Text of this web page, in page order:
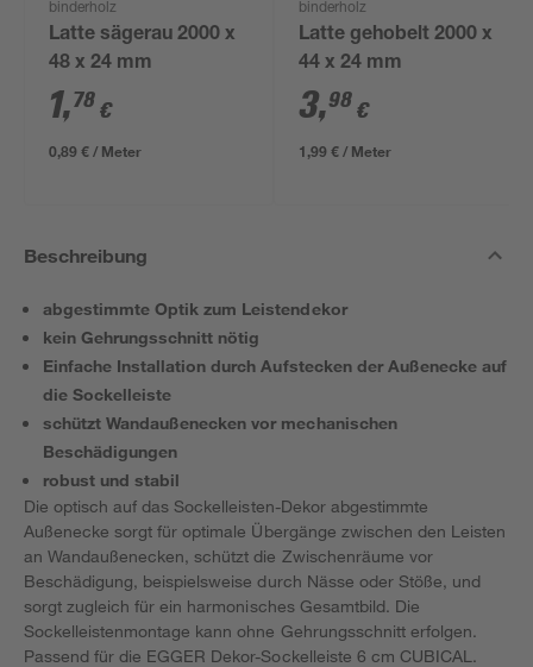
binderholz
Latte sägerau 2000 x
48 x 24 mm
1,78 €
0,89 € / Meter
binderholz
Latte gehobelt 2000 x
44 x 24 mm
3,98 €
1,99 € / Meter
Beschreibung
abgestimmte Optik zum Leistendekor
kein Gehrungsschnitt nötig
Einfache Installation durch Aufstecken der Außenecke auf
die Sockelleiste
schützt Wandaußenecken vor mechanischen
Beschädigungen
robust und stabil
Die optisch auf das Sockelleisten-Dekor abgestimmte
Außenecke sorgt für optimale Übergänge zwischen den Leisten
an Wandaußenecken, schützt die Zwischenräume vor
Beschädigung, beispielsweise durch Nässe oder Stöße, und
sorgt zugleich für ein harmonisches Gesamtbild. Die
Sockelleistenmontage kann ohne Gehrungsschnitt erfolgen.
Passend für die EGGER Dekor-Sockelleiste 6 cm CUBICAL.